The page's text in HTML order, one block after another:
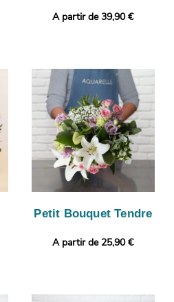
A partir de 39,90 €
Petit Bouquet Tendre
A partir de 25,90 €